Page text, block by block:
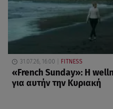
31.07.26, 16:00 FITNESS
«French Sunday»: Η
για αυτήν την Κυριακή